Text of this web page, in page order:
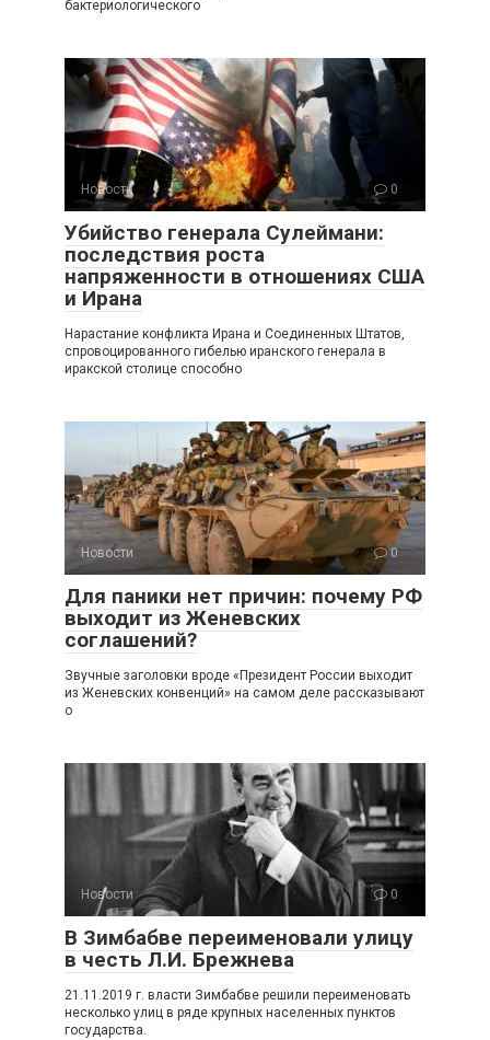
бактериологического
Новости 0
Убийство генерала Сулеймани:
последствия роста
напряженности в отношениях США
и Ирана
Нарастание конфликта Ирана и Соединенных Штатов,
спровоцированного гибелью иранского генерала в
иракской столице способно
Новости 0
Для паники нет причин: почему РФ
выходит из Женевских
соглашений?
Звучные заголовки вроде «Президент России выходит
из Женевских конвенций» на самом деле рассказывают
о
Новости 0
В Зимбабве переименовали улицу
в честь Л.И. Брежнева
21.11.2019 г. власти Зимбабве решили переименовать
несколько улиц в ряде крупных населенных пунктов
государства.